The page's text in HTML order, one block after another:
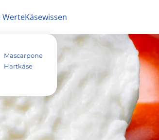
Mascarpone
Hartkäse
WerteKäsewissen